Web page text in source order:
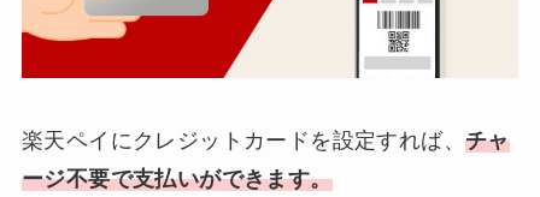
楽天ペイにクレジットカードを設定すれば、 チャ
ージ不要で支払いができます。